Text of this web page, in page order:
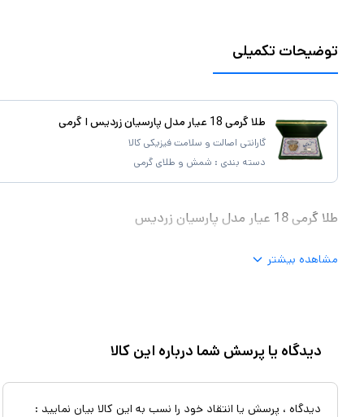
توضیحات تکمیلی
طلا گرمی 18 عیار مدل پارسیان زردیس ا گرمی
گارانتی اصالت و سلامت فیزیکی کالا
دسته بندی : شمش و طلای گرمی
طلا گرمی 18 عیار مدل پارسیان زردیس
مشاهده بیشتر
دیدگاه یا پرسش شما درباره این کالا
دیدگاه ، پرسش یا انتقاد خود را نسب به این کالا بیان نمایید :